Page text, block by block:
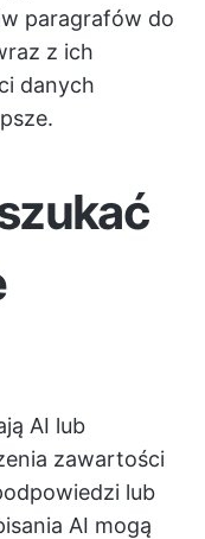
paragrafów do
z ich
danych
AI lub
zawartości
lub
AI mogą